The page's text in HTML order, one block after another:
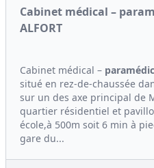
Cabinet médical –
ALFORT
Cabinet médical –
situé en rez-de-chaussée
sur un des axe principal de
quartier résidentiel et
école,à 500m soit 6 min à
gare du...